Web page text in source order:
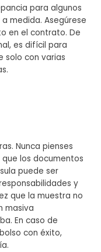
para algunos
medida. Asegúrese
en el contrato. De
es difícil para
solo con varias
Nunca pienses
que los documentos
puede ser
y
que la muestra no
masiva
En caso de
con éxito,